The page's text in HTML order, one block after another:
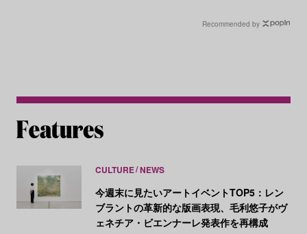
Recommended by
CULTURE NEWS
今週末に見たいアートイベントTOP5：レン
ブラントの革新的な版画表現、毛利悠子がヴ
ェネチア・ビエンナーレ発表作を再構成